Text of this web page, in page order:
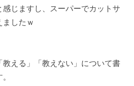
感じますし、スーパーでカットサ
ましたｗ
える」「教えない」について書